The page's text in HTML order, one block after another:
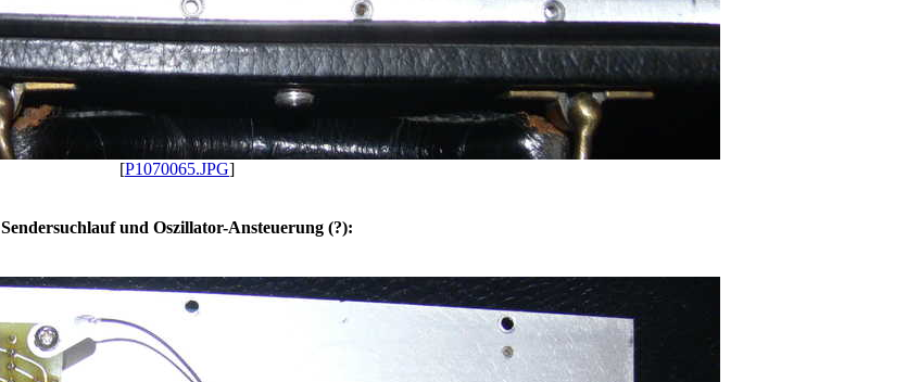
[P1070065.JPG]
Sendersuchlauf und Oszillator-Ansteuerung (?):